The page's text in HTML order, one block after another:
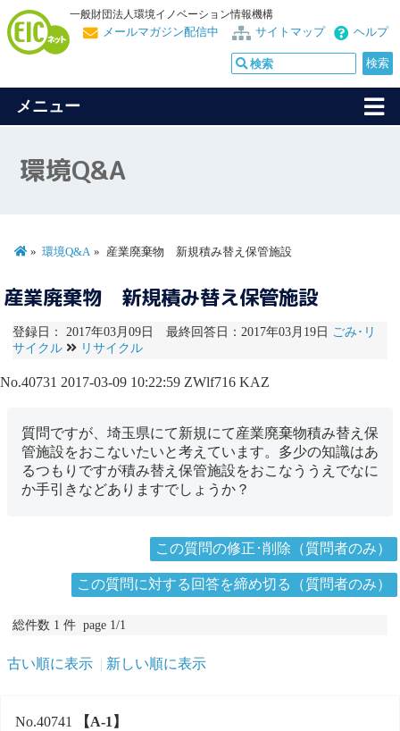
一般財団法人環境イノベーション情報機構
ヘルプ
サイトマップ
メールマガジン配信中
メニュー
環境Q&A
環境Q&A 産業廃棄物 新規積み替え保管施設
産業廃棄物 新規積み替え保管施設
登録日： 2017年03月09日 最終回答日：2017年03月19日 ごみ･リ
サイクル
リサイクル
No.40731 2017-03-09 10:22:59 ZWlf716 KAZ
質問ですが、埼玉県にて新規にて産業廃棄物積み替え保
管施設をおこないたいと考えています。多少の知識はあ
るつもりですが積み替え保管施設をおこなううえでなに
か手引きなどありますでしょうか？
この質問の修正･削除（質問者のみ）
この質問に対する回答を締め切る（質問者のみ）
総件数 1 件 page 1/1
古い順に表示 新しい順に表示
No.40741 【A-1】